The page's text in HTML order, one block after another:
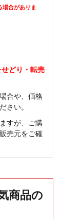
合がありま
どり・転売
合や、価格
さい。
すが、ご購
売元をご確
商品の